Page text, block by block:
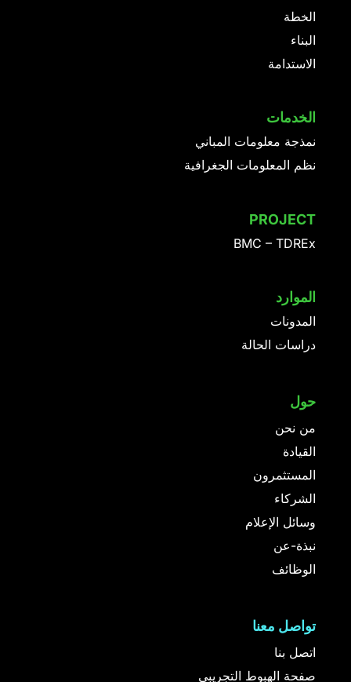
الخطة
البناء
الاستدامة
الخدمات
نمذجة معلومات المباني
نظم المعلومات الجغرافية
PROJECT
BMC – TDREx
الموارد
المدونات
دراسات الحالة
حول
من نحن
القيادة
المستثمرون
الشركاء
وسائل الإعلام
نبذة-عن
الوظائف
تواصل معنا
اتصل بنا
صفحة الهبوط التجريبي